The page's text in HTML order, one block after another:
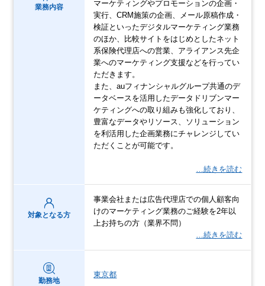
業務内容
マーケティングやプロモーションの企画・
実行、CRM施策の企画、メール原稿作成・
検証といったデジタルマーケティング業務
のほか、比較サイトをはじめとしたネット
系保険代理店への営業、アライアンス先企
業へのマーケティング支援などを行ってい
ただきます。
また、auフィナンシャルグループ共通のデ
ータベースを活用したデータドリブンマー
ケティングへの取り組みも強化しており、
豊富なデータやリソース、ソリューション
を利活用した企画業務にチャレンジしてい
ただくことが可能です。
…続きを読む
対象となる方
事業会社または広告代理店での個人顧客向
けのマーケティング業務のご経験を2年以
上お持ちの方（業界不問）
…続きを読む
勤務地
東京都